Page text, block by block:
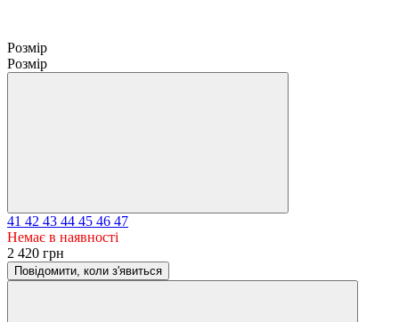
Розмір
Розмір
41 42 43 44 45 46 47
Немає в наявності
2 420 грн
Повідомити, коли з'явиться